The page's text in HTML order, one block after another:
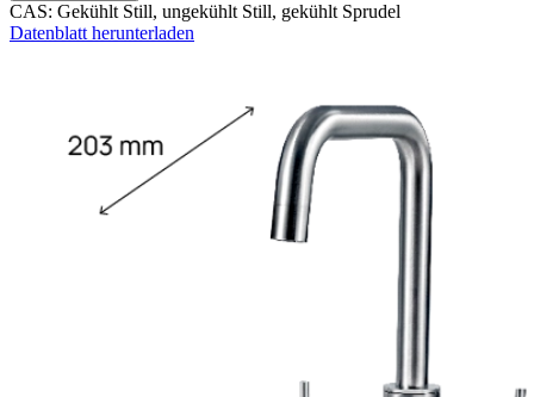
CAS: Gekühlt Still, ungekühlt Still, gekühlt Sprudel
Datenblatt herunterladen